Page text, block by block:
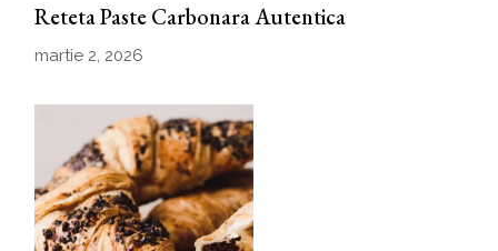
Reteta Paste Carbonara Autentica
martie 2, 2026